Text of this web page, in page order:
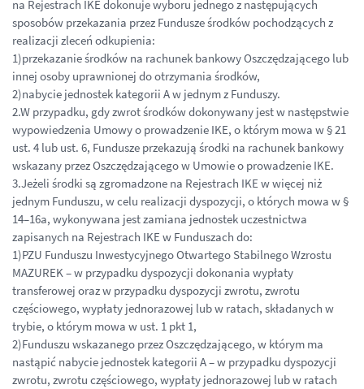
na Rejestrach IKE dokonuje wyboru jednego z następujących
sposobów przekazania przez Fundusze środków pochodzących z
realizacji zleceń odkupienia:
1)przekazanie środków na rachunek bankowy Oszczędzającego lub
innej osoby uprawnionej do otrzymania środków,
2)nabycie jednostek kategorii A w jednym z Funduszy.
2.W przypadku, gdy zwrot środków dokonywany jest w następstwie
wypowiedzenia Umowy o prowadzenie IKE, o którym mowa w § 21
ust. 4 lub ust. 6, Fundusze przekazują środki na rachunek bankowy
wskazany przez Oszczędzającego w Umowie o prowadzenie IKE.
3.Jeżeli środki są zgromadzone na Rejestrach IKE w więcej niż
jednym Funduszu, w celu realizacji dyspozycji, o których mowa w §
14–16a, wykonywana jest zamiana jednostek uczestnictwa
zapisanych na Rejestrach IKE w Funduszach do:
1)PZU Funduszu Inwestycyjnego Otwartego Stabilnego Wzrostu
MAZUREK – w przypadku dyspozycji dokonania wypłaty
transferowej oraz w przypadku dyspozycji zwrotu, zwrotu
częściowego, wypłaty jednorazowej lub w ratach, składanych w
trybie, o którym mowa w ust. 1 pkt 1,
2)Funduszu wskazanego przez Oszczędzającego, w którym ma
nastąpić nabycie jednostek kategorii A – w przypadku dyspozycji
zwrotu, zwrotu częściowego, wypłaty jednorazowej lub w ratach